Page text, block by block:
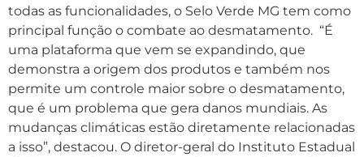
todas as funcionalidades, o Selo Verde MG tem como
principal função o combate ao desmatamento. “É
uma plataforma que vem se expandindo, que
demonstra a origem dos produtos e também nos
permite um controle maior sobre o desmatamento,
que é um problema que gera danos mundiais. As
mudanças climáticas estão diretamente relacionadas
a isso”, destacou. O diretor-geral do Instituto Estadual